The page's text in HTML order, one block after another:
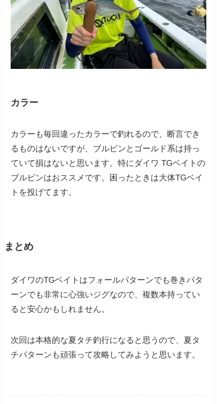
カラー
カラーも毎回違ったカラーで釣れるので、断言でき
るものはないですが、ブルピンとゴールド系は持っ
ていて損はないと思います。特にダイワ TGベイトの
ブルピンはおススメです。困ったときは大体TGベイ
トを投げてます。
まとめ
ダイワのTGベイトはフォールパターンでも巻きパタ
ーンでも非常に心強いジグなので、複数本持ってい
ると安心かもしれません。
次回は本格的な夏タチ釣行になると思うので、夏タ
チパターンも頑張って攻略してみようと思います。